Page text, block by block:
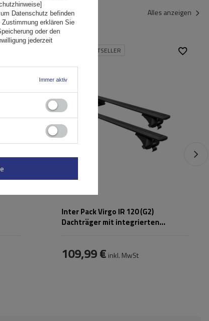
Alles anzeigen
UNSER BESTSELLER
Inter Pack Virgo IR 120 (G2)
Dachträger mit integrierten
109,99 € inkl. MwSt
Datenschutz befinden
erklären Sie
oder den
jederzeit
Immer aktiv